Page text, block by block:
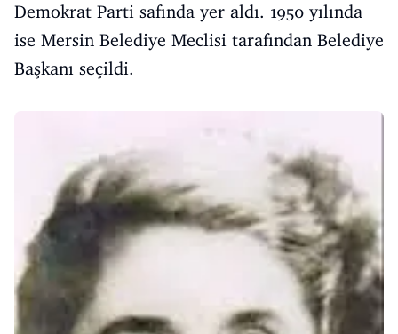
Demokrat Parti safında yer aldı. 1950 yılında
ise Mersin Belediye Meclisi tarafından Belediye
Başkanı seçildi.